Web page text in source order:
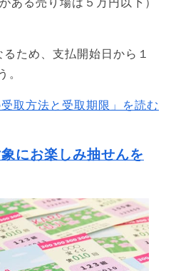
ため、支払開始日から１
。
受取方法と受取期限」を読む
にお楽しみ抽せんを